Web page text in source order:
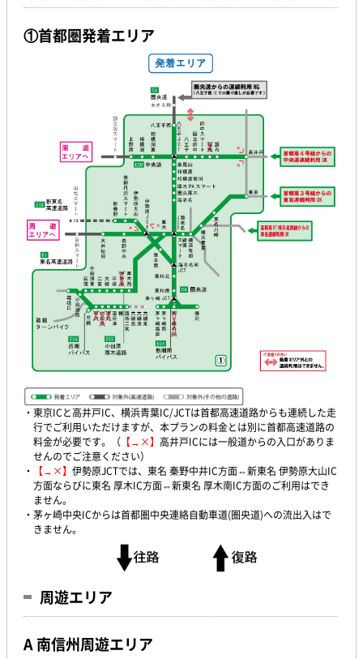
①首都圏発着エリア
・東京ICと高井戸IC、横浜青葉IC/JCTは首都高速道路からも連続した走
行でご利用いただけますが、本プランの料金とは別に首都高速道路の
料金が必要です。（ 【→×】 高井戸ICには一般道からの入口がありま
せんのでご注意ください）
・
【→×】 伊勢原JCTでは、東名 秦野中井IC方面⇔新東名 伊勢原大山IC
方面ならびに東名 厚木IC方面⇔新東名 厚木南IC方面のご利用はでき
ません。
・茅ヶ崎中央ICからは首都圏中央連絡自動車道(圏央道)への流出入はで
きません。
周遊エリア
A 南信州周遊エリア